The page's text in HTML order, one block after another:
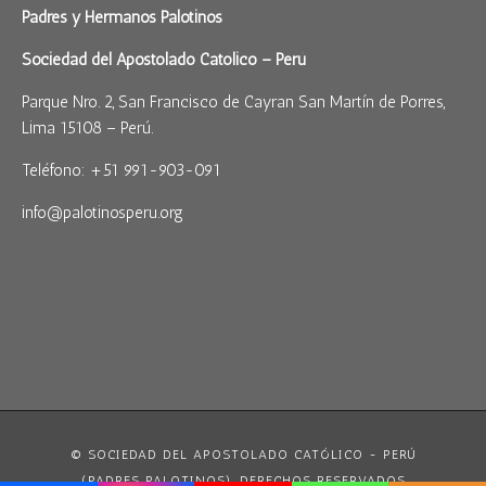
Padres y Hermanos Palotinos
Sociedad del Apostolado Católico – Perú
Parque Nro. 2, San Francisco de Cayran San Martín de Porres,
Lima 15108 – Perú.
Teléfono: +51 991-903-091
info@palotinosperu.org
© SOCIEDAD DEL APOSTOLADO CATÓLICO - PERÚ
(PADRES PALOTINOS). DERECHOS RESERVADOS